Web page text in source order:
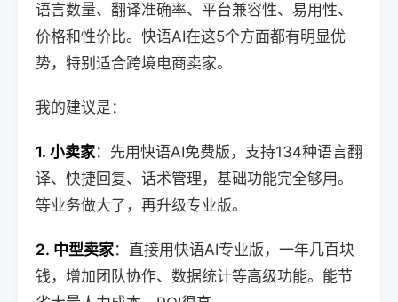
语言数量、翻译准确率、平台兼容性、易用性、
价格和性价比。快语AI在这5个方面都有明显优
势，特别适合跨境电商卖家。
我的建议是：
1. 小卖家：先用快语AI免费版，支持134种语言翻
译、快捷回复、话术管理，基础功能完全够用。
等业务做大了，再升级专业版。
2. 中型卖家：直接用快语AI专业版，一年几百块
钱，增加团队协作、数据统计等高级功能。能节